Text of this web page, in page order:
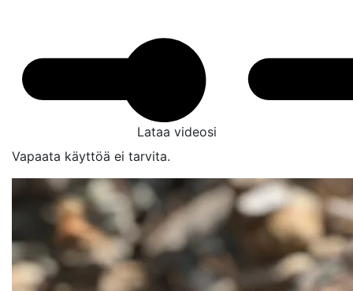
Lataa videosi
Vapaata käyttöä ei tarvita.